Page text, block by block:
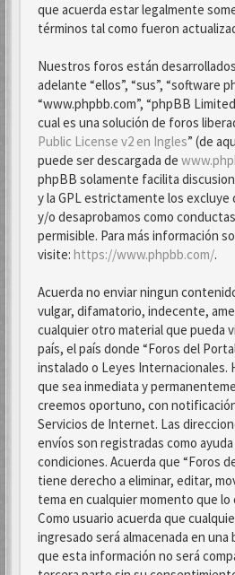
que acuerda estar legalmente
términos tal como fueron
Nuestros foros están
adelante “ellos”, “sus”, “software
“www.phpbb.com”, “phpBB
cual es una solución de foros
Public License v2 en Ingles” (de
puede ser descargada de
phpBB solamente facilita
y la GPL estrictamente los excluye
y/o desaprobamos como
permisible. Para más información
visite: https://www.phpbb.com/.
Acuerda no enviar ningun
vulgar, difamatorio, indecente,
cualquier otro material que pueda
país, el país donde “Foros del
instalado o Leyes Internacionales.
que sea inmediata y
creemos oportuno, con
Servicios de Internet. Las
envíos son registradas como
condiciones. Acuerda que “Foros
tiene derecho a eliminar, editar,
tema en cualquier momento que
Como usuario acuerda que
ingresado será almacenada en una
que esta información no será